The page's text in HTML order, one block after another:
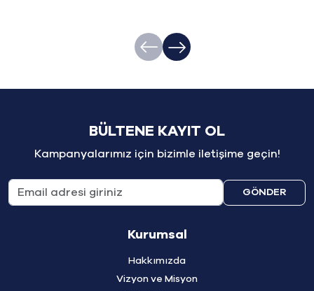
BÜLTENE KAYIT OL
Kampanyalarımız için bizimle iletişime geçin!
GÖNDER
Kurumsal
Hakkımızda
Vizyon ve Misyon